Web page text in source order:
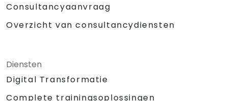
Consultancyaanvraag
Overzicht van consultancydiensten
Diensten
Digital Transformatie
Complete trainingsoplossingen